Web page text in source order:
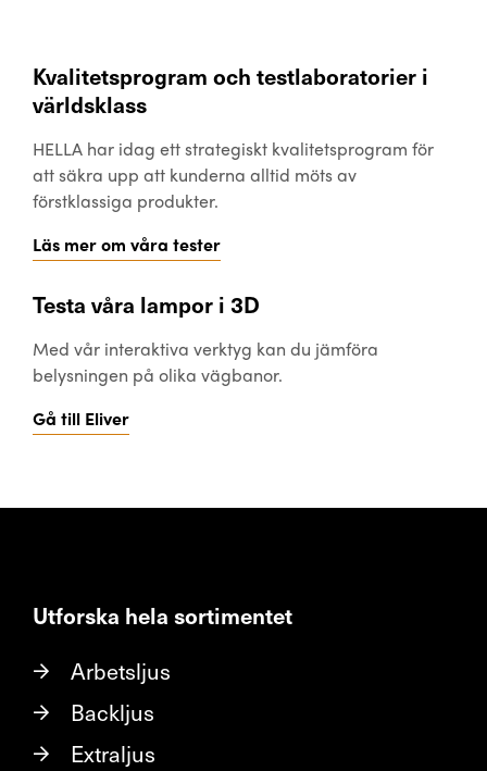
Kvalitetsprogram och testlaboratorier i
världsklass
HELLA har idag ett strategiskt kvalitetsprogram för
att säkra upp att kunderna alltid möts av
förstklassiga produkter.
Läs mer om våra tester
Testa våra lampor i 3D
Med vår interaktiva verktyg kan du jämföra
belysningen på olika vägbanor.
Gå till Eliver
Utforska hela sortimentet
Arbetsljus
Backljus
Extraljus